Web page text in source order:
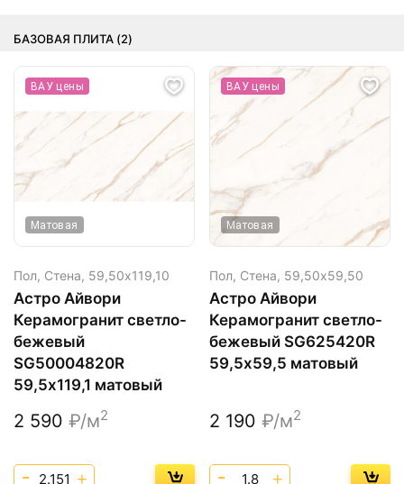
БАЗОВАЯ ПЛИТА (2)
ВАУ цены
Матовая
Пол, Стена, 59,50х119,10
Астро Айвори
Керамогранит светло-
бежевый
SG50004820R
59,5х119,1 матовый
2 590 ₽/м2
ВАУ цены
Матовая
Пол, Стена, 59,50х59,50
Астро Айвори
Керамогранит светло-
бежевый SG625420R
59,5х59,5 матовый
2 190 ₽/м2